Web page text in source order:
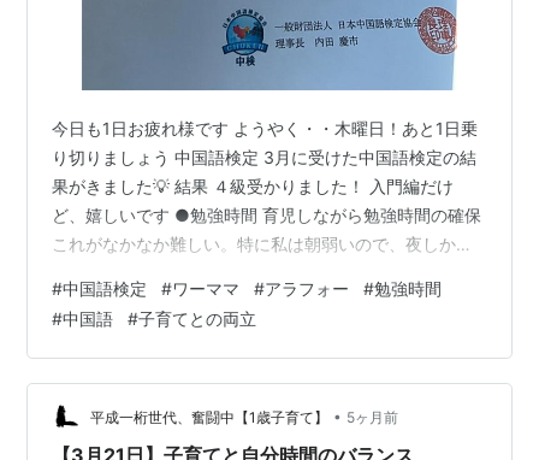
今日も1日お疲れ様です ようやく・・木曜日！あと1日乗
り切りましょう 中国語検定 3月に受けた中国語検定の結
果がきました💡 結果 ４級受かりました！ 入門編だけ
ど、嬉しいです ●勉強時間 育児しながら勉強時間の確保
これがなかなか難しい。特に私は朝弱いので、夜しかで
し、家事終了後となるためスタートが22時くらいからに
なる ・たまに子供と寝落ちし、勉強しそびれる という問
題ですね 自分なりに期限を決めて、やってきました！
（今週はここまでとか） ●今後の戦略 2026年11月→中
国語検定3級受験（準備期間あるので1発合格する） 2027
年3月→中…
#中国語検定 #ワーママ #アラフォー #勉強時間
#中国語 #子育てとの両立
平成一桁世代、奮闘中【1歳子育て】 • 5ヶ月前
【3月21日】子育てと自分時間のバランス